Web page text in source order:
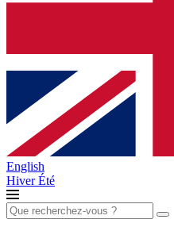
English
HiverÉté
Rechercher :